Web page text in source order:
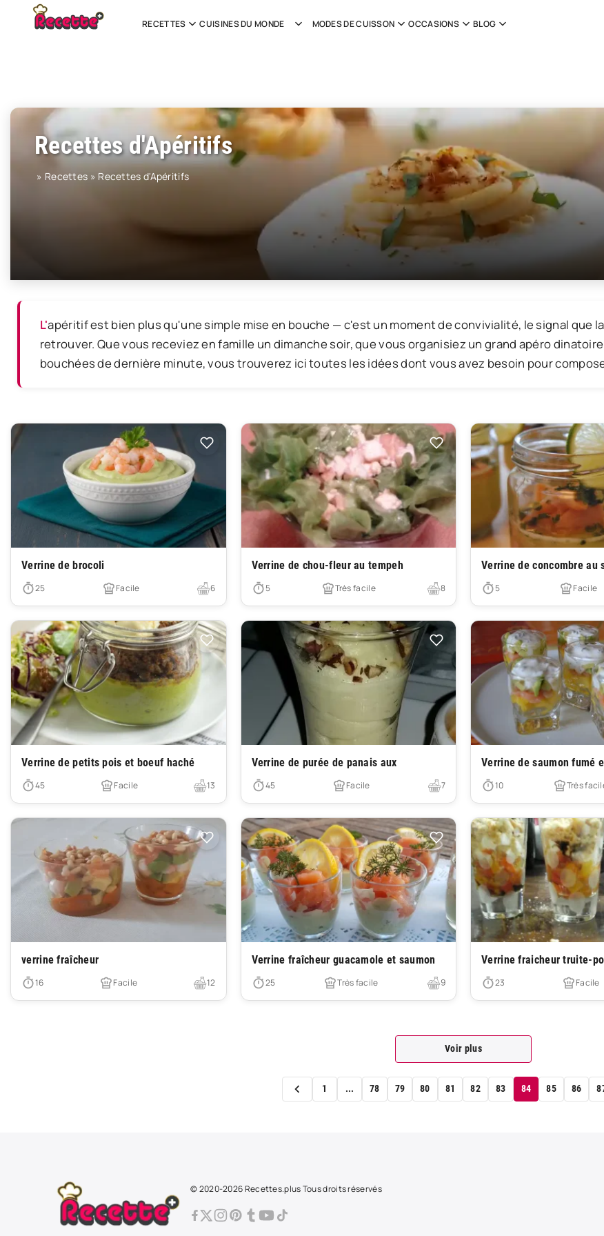
RECETTES CUISINES DU MONDE MODES DE CUISSON OCCASIONS BLOG
Recettes d'Apéritifs
» Recettes » Recettes d'Apéritifs
L'apéritif est bien plus qu'une simple mise en bouche — c'est un moment de convivialité, le signal que la fête commence et que l'on prend le temps de se
retrouver. Que vous receviez en famille un dimanche soir, que vous organisiez un grand apéro
bouchées de dernière minute, vous trouverez ici toutes les idées dont vous avez besoin pour
Très facile
Verrine de brocoli
25 Facile 6
Très facile
Verrine de chou-fleur au tempeh
5 Très facile 8
Très facile
Verrine de concombre au
5 Facile
Très facile
Verrine de petits pois et boeuf haché
45 Facile 13
Très facile
Verrine de purée de panais aux
45 Facile 7
Très facile
Verrine de saumon fumé
10 Très
Très facile
verrine fraîcheur
16 Facile 12
Très facile
Verrine fraîcheur guacamole et saumon
25 Très facile 9
Très facile
Verrine fraicheur truite-
23 Facile
Voir plus
1 ... 78 79 80 81 82 83 84 85 86
© 2020-2026 Recettes.plus Tous droits réservés